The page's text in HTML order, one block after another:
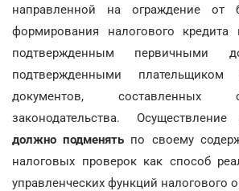
направленной на ограждение от
формирования налогового
подтвержденным первичными
подтвержденными
документов, составленных
законодательства.
должно подменять по своему
налоговых проверок как способ
управленческих функций налогового